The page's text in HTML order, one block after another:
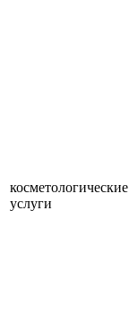
косметологические
услуги